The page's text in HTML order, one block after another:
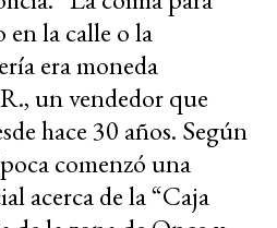
la calle o la
era moneda
un vendedor que
hace 30 años. Según
comenzó una
acerca de la “Caja